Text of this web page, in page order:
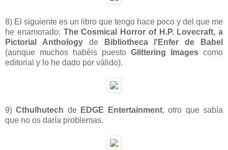
8) El siguiente es un libro que tengo hace poco y del que me
he enamorado: The Cosmical Horror of H.P. Lovecraft, a
Pictorial Anthologyde
Bibliotheca l'Enfer de Babel
(aunque muchos habéis puesto Glittering Images como
editorial y lo he dado por válido).
9)Cthulhutech de EDGE Entertainment, otro que sabía
que no os daría problemas.